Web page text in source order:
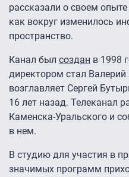
рассказали о своем
как вокруг изменилось
пространство.
Канал был создан в 1998
директором стал
возглавляет Сергей
16 лет назад. Телеканал
Каменска-Уральского и
в нем.
В студию для участия в
значимых программ